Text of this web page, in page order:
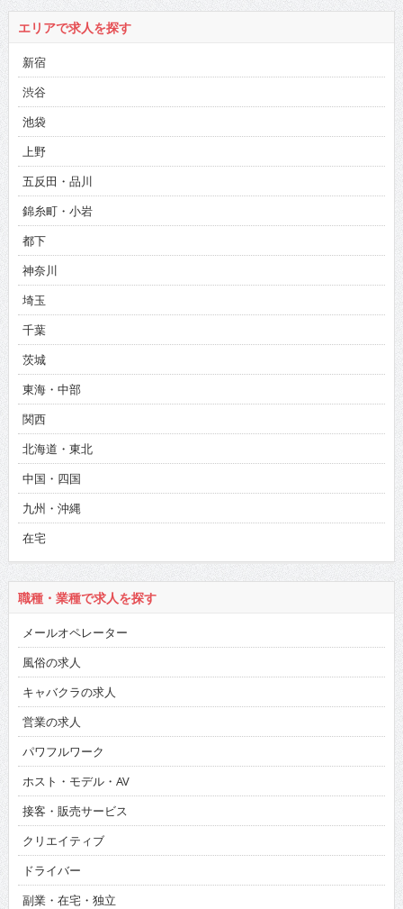
エリアで求人を探す
新宿
渋谷
池袋
上野
五反田・品川
錦糸町・小岩
都下
神奈川
埼玉
千葉
茨城
東海・中部
関西
北海道・東北
中国・四国
九州・沖縄
在宅
職種・業種で求人を探す
メールオペレーター
風俗の求人
キャバクラの求人
営業の求人
パワフルワーク
ホスト・モデル・AV
接客・販売サービス
クリエイティブ
ドライバー
副業・在宅・独立